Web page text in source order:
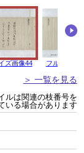
ズ画像44 フルサイズ
＞ 一覧を見る
ルは関連の枝番号を
いる場合があります